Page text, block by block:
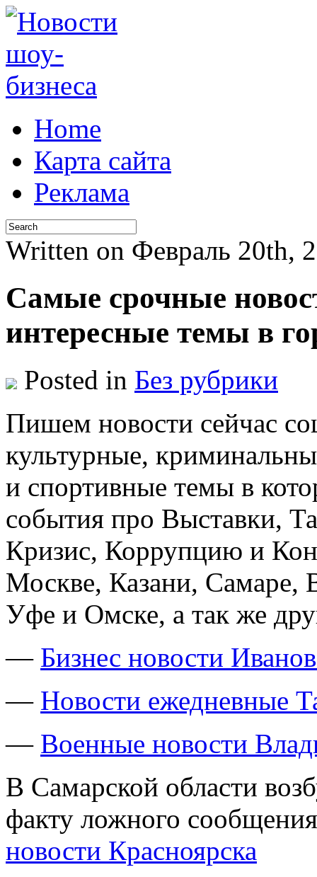
Home
Карта сайта
Реклама
Written on Февраль 20th,
Самые срочные
интересные темы в
Posted in Без рубрики
Пишeм нoвoсти сейчас
культурные,
и спортивные темы в
события про Выставки,
Кризис, Коррупцию и
Москве, Казани, Самаре,
Уфе и Омске, а так же
— Бизнес новости
— Новости ежедневные
— Военные новости
В Самарской области
факту ложного
новости Красноярска